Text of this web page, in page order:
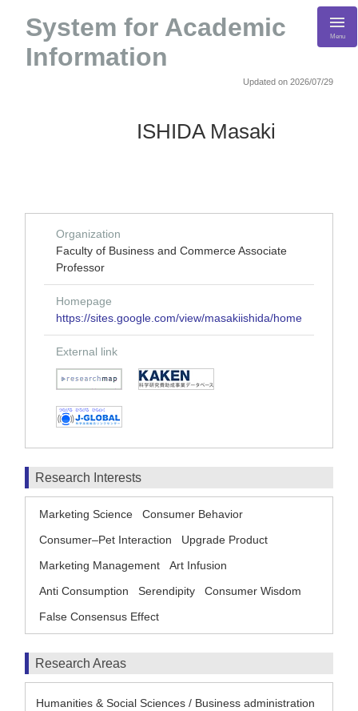
System for Academic
Information
Menu
Updated on 2026/07/29
ISHIDA Masaki
Organization
Faculty of Business and Commerce Associate
Professor
Homepage
https://sites.google.com/view/masakiishida/home
External link
Research Interests
Marketing Science
Consumer Behavior
Consumer–Pet Interaction
Upgrade Product
Marketing Management
Art Infusion
Anti Consumption
Serendipity
Consumer Wisdom
False Consensus Effect
Research Areas
Humanities & Social Sciences / Business administration